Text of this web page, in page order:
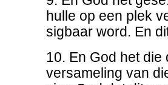
hulle op een plek
sigbaar word. En
10. En God het
versameling van